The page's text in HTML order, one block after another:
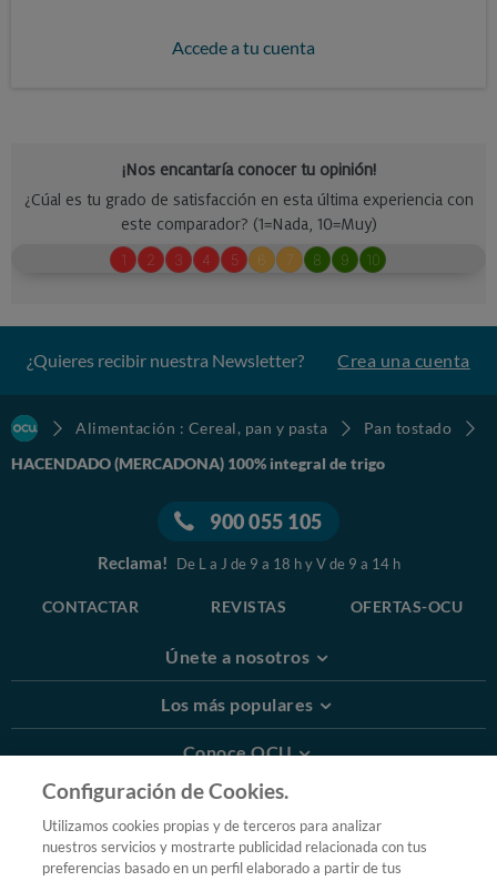
Accede a tu cuenta
¿Quieres recibir nuestra Newsletter? Crea una cuenta
Alimentación : Cereal, pan y pasta
Pan tostado
HACENDADO (MERCADONA) 100% integral de trigo
900 055 105
Reclama! De L a J de 9 a 18 h y V de 9 a 14 h
CONTACTAR REVISTAS OFERTAS-OCU
Únete a nosotros
Los más populares
Conoce OCU
Más Información
© 2026 OCU
Condiciones generales de contratación de OCU
Configuración de Cookies.
Utilizamos cookies propias y de terceros para analizar
nuestros servicios y mostrarte publicidad relacionada con tus
preferencias basado en un perfil elaborado a partir de tus